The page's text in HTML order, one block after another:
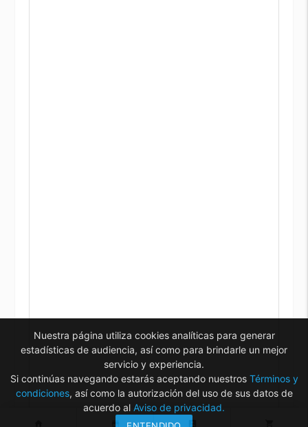
Nuestra página utiliza cookies analíticas para generar
estadísticas de audiencia, así como para brindarle un mejor
servicio y experiencia.
Si continúas navegando estarás aceptando nuestros Términos y
condiciones, así como la autorización del uso de sus datos de
acuerdo al Aviso de privacidad.